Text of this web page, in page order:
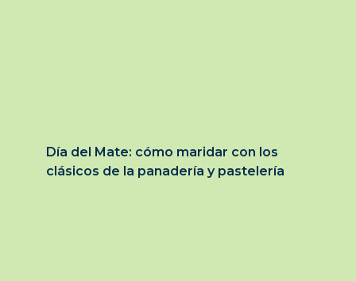
Día del Mate: cómo maridar con los
clásicos de la panadería y pastelería